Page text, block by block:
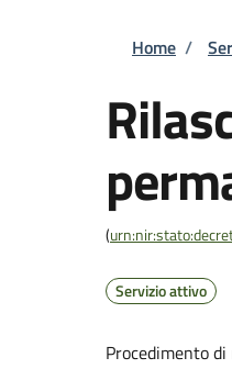
Home /
(
Servizio attivo
Procedimento